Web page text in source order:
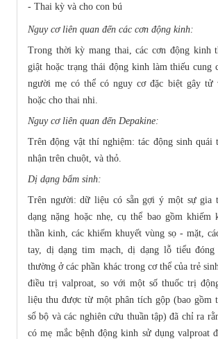
- Thai kỳ và cho con bú
Nguy cơ liên quan đến các cơn động kinh:
Trong thời kỳ mang thai, các cơn động kinh
giật hoặc trạng thái động kinh làm thiếu cung
người mẹ có thể có nguy cơ đặc biệt gây tử
hoặc cho thai nhi.
Nguy cơ liên quan đến Depakine:
Trên động vật thí nghiệm: tác động sinh quái
nhận trên chuột, và thỏ.
Dị dạng bẩm sinh:
Trên người: dữ liệu có sẵn gợi ý một sự gia
dạng nặng hoặc nhẹ, cụ thể bao gồm khiếm
thần kinh, các khiếm khuyết vùng sọ - mặt,
tay, dị dạng tim mạch, dị dạng lỗ tiểu đóng
thường ở các phần khác trong cơ thể của trẻ
điều trị valproat, so với một số thuốc trị
liệu thu được từ một phân tích gộp (bao gồm
sổ bộ và các nghiên cứu thuần tập) đã chỉ ra
có mẹ mắc bệnh động kinh sử dụng valproat